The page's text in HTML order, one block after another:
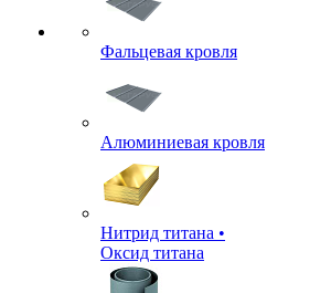
Фальцевая кровля
Алюминиевая кровля
Нитрид титана •
Оксид титана